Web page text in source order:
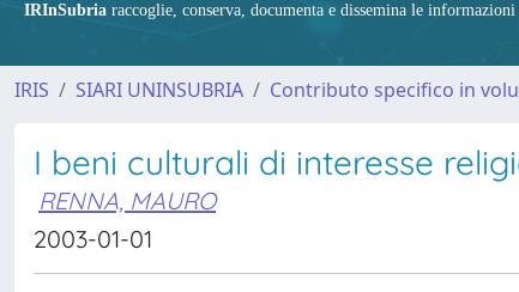
IRInSubria raccoglie, conserva, documenta e dissemina le
IRIS SIARI UNINSUBRIA Contributo specifico in
I beni culturali di interesse
RENNA, MAURO
2003-01-01